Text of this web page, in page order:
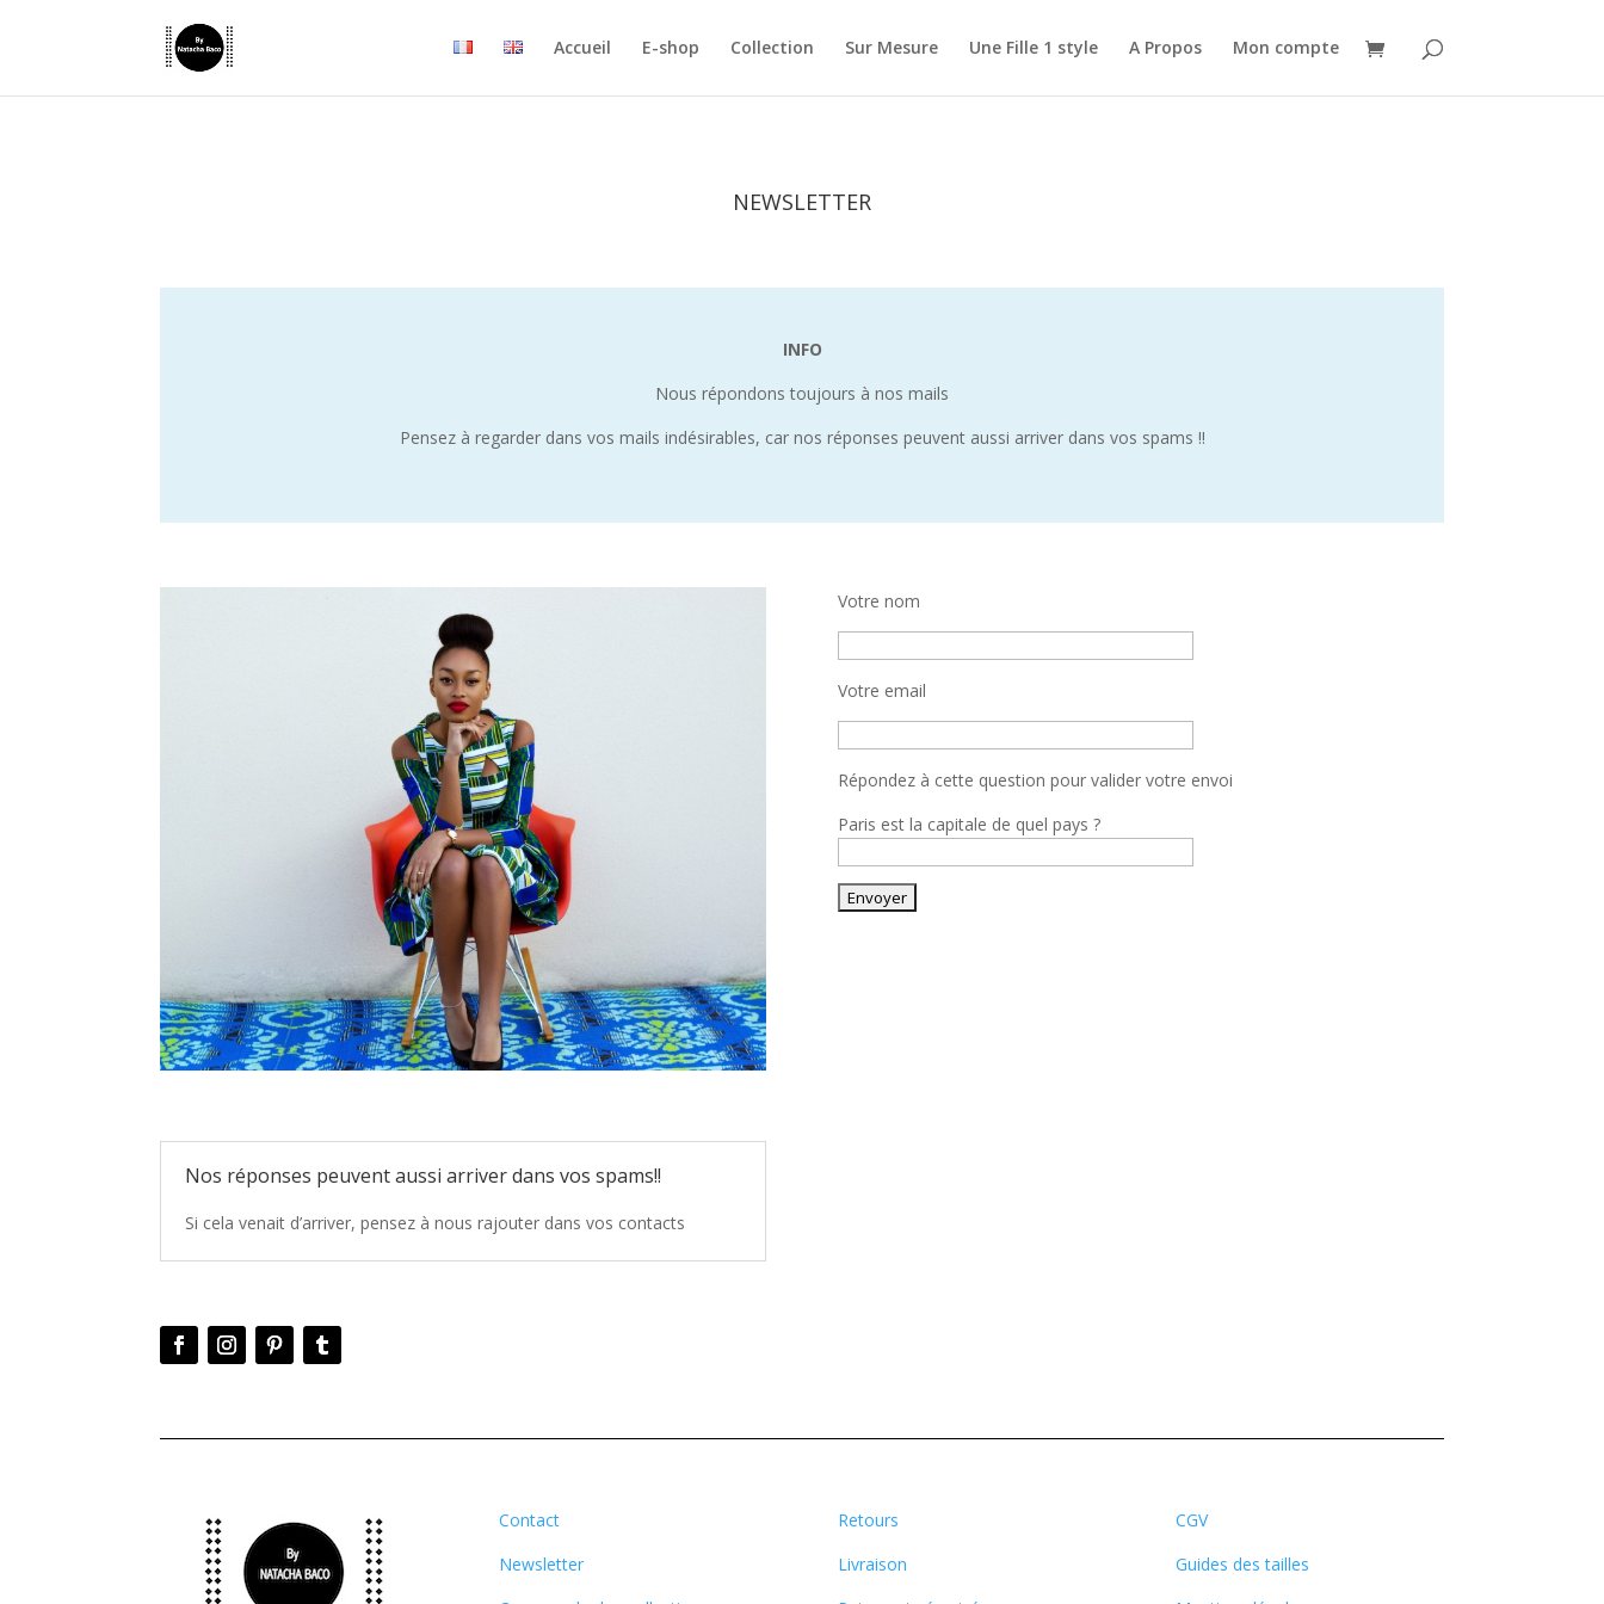
Accueil E-shop Collection Sur Mesure Une Fille 1 style A Propos Mon compte
NEWSLETTER
INFO
Nous répondons toujours à nos mails
Pensez à regarder dans vos mails indésirables, car nos réponses peuvent aussi arriver dans vos spams !!
Nos réponses peuvent aussi arriver dans vos spams!!
Si cela venait d’arriver, pensez à nous rajouter dans vos contacts
Votre nom
Votre email
Répondez à cette question pour valider votre envoi
Paris est la capitale de quel pays ?
Contact
Newsletter
Retours
Livraison
CGV
Guides des tailles